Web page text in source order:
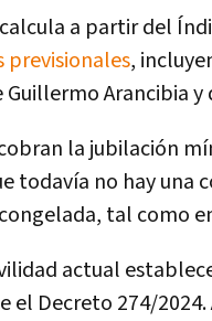
a partir del
previsionales,
Guillermo Arancibia
la jubilación
todavía no hay
tal como
actual
el Decreto 274/